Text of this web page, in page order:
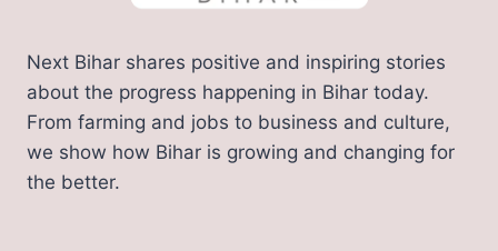
Next Bihar shares positive and inspiring stories
about the progress happening in Bihar today.
From farming and jobs to business and culture,
we show how Bihar is growing and changing for
the better.